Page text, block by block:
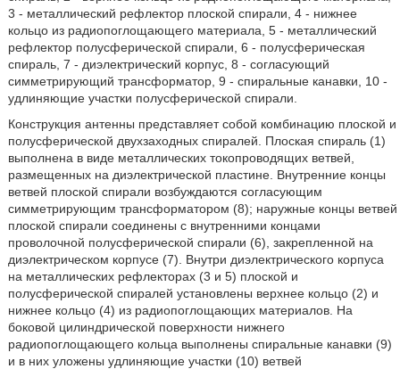
3 - металлический рефлектор плоской спирали, 4 - нижнее
кольцо из радиопоглощающего материала, 5 - металлический
рефлектор полусферической спирали, 6 - полусферическая
спираль, 7 - диэлектрический корпус, 8 - согласующий
симметрирующий трансформатор, 9 - спиральные канавки, 10 -
удлиняющие участки полусферической спирали.
Конструкция антенны представляет собой комбинацию плоской и
полусферической двухзаходных спиралей. Плоская спираль (1)
выполнена в виде металлических токопроводящих ветвей,
размещенных на диэлектрической пластине. Внутренние концы
ветвей плоской спирали возбуждаются согласующим
симметрирующим трансформатором (8); наружные концы ветвей
плоской спирали соединены с внутренними концами
проволочной полусферической спирали (6), закрепленной на
диэлектрическом корпусе (7). Внутри диэлектрического корпуса
на металлических рефлекторах (3 и 5) плоской и
полусферической спиралей установлены верхнее кольцо (2) и
нижнее кольцо (4) из радиопоглощающих материалов. На
боковой цилиндрической поверхности нижнего
радиопоглощающего кольца выполнены спиральные канавки (9)
и в них уложены удлиняющие участки (10) ветвей